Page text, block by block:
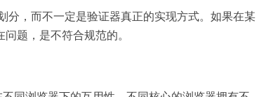
，而不一定是验证器真正的实现方式。如果在某
题，是不符合规范的。